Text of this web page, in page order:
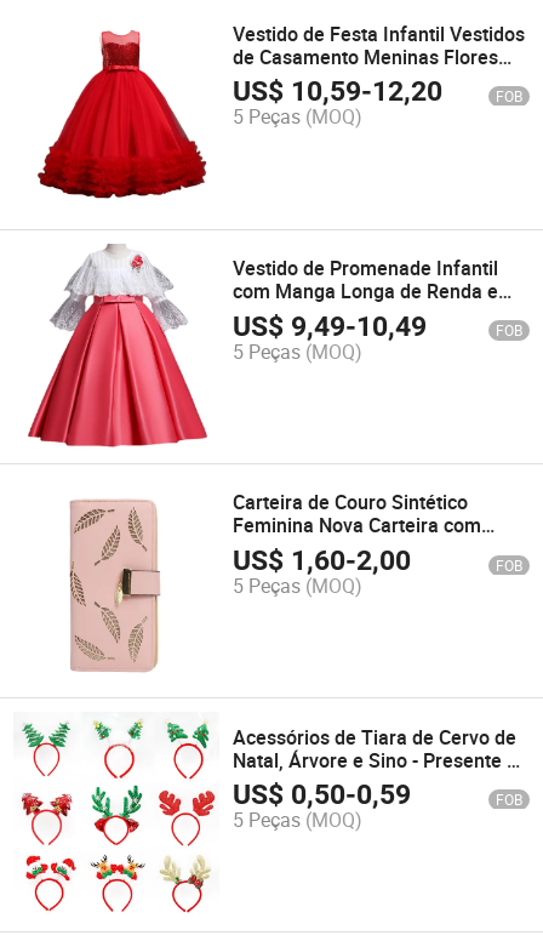
Vestido de Festa Infantil Vestidos
de Casamento Meninas Flores
Vestido de Baile Puff Longo
US$ 10,59-12,20 FOB
5 Peças (MOQ)
Vestido de Promenade Infantil
com Manga Longa de Renda e
Bordado de Flores para Crianças
por Atacado
US$ 9,49-10,49 FOB
5 Peças (MOQ)
Carteira de Couro Sintético
Feminina Nova Carteira com
Zíper Fivela Clip para Moedas
US$ 1,60-2,00 FOB
5 Peças (MOQ)
Acessórios de Tiara de Cervo de
Natal, Árvore e Sino - Presente de
Natal
US$ 0,50-0,59 FOB
5 Peças (MOQ)